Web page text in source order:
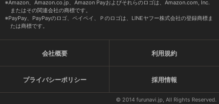
Amazon、Amazon.co.jp、Amazon Payおよびそれらのロゴは、Amazon.com, Inc.
またはその関連会社の商標です。
PayPay、PayPayのロゴ、ペイペイ、Ｐのロゴは、LINEヤフー株式会社の登録商標ま
たは商標です。
会社概要 利用規約
プライバシーポリシー 採用情報
© 2014 furunavi.jp, All Rights Reserved.